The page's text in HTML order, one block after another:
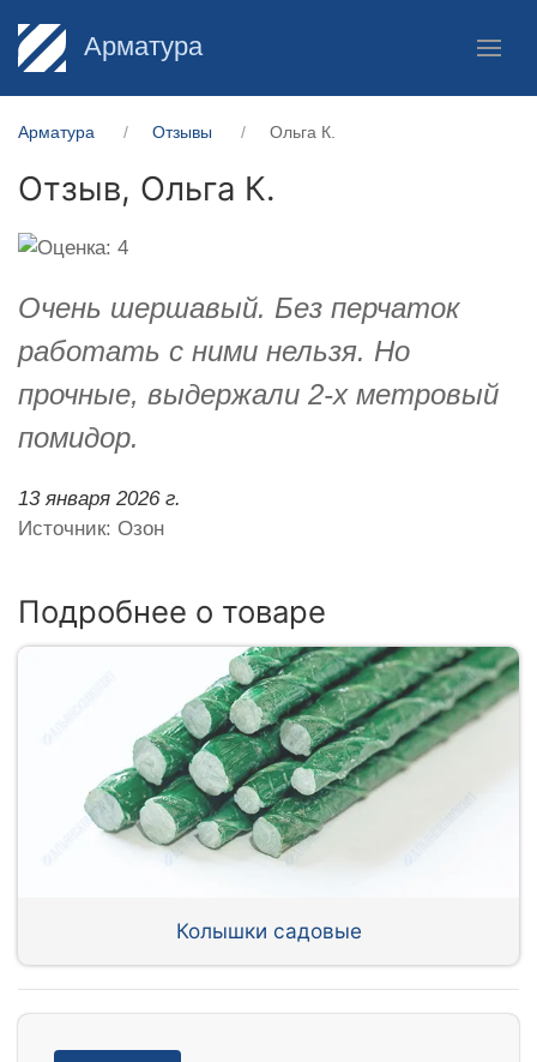
Арматура
Арматура Отзывы Ольга К.
Отзыв, Ольга К.
Очень шершавый. Без перчаток
работать с ними нельзя. Но
прочные, выдержали 2-х метровый
помидор.
13 января 2026 г.
Источник: Озон
Подробнее о товаре
Колышки садовые